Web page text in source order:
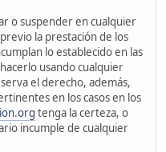
o suspender en cualquier
la prestación de los
lo establecido en las
usando cualquier
el derecho, además,
en los casos en los
tenga la certeza, o
incumple de cualquier